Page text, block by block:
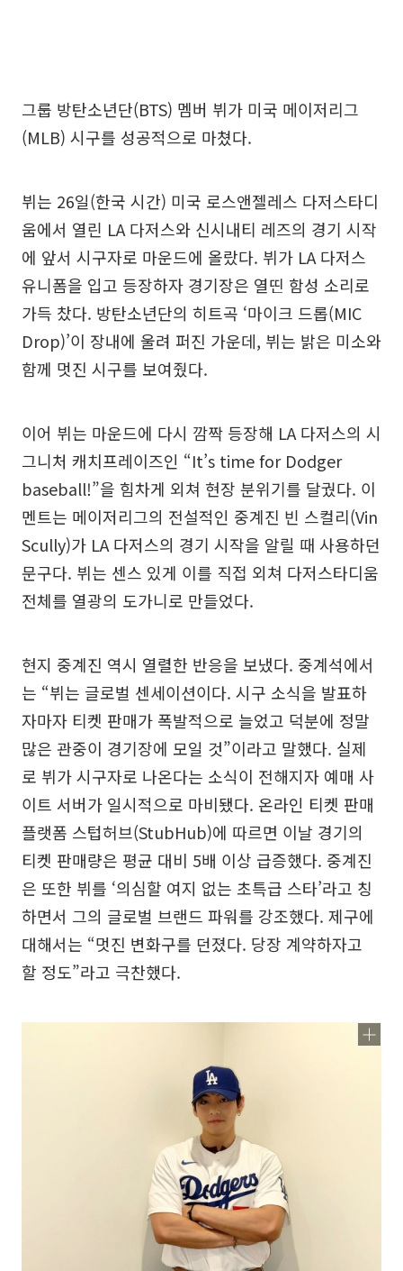
그룹 방탄소년단(BTS) 멤버 뷔가 미국 메이저리그
(MLB) 시구를 성공적으로 마쳤다.
뷔는 26일(한국 시간) 미국 로스앤젤레스 다저스타디
움에서 열린 LA 다저스와 신시내티 레즈의 경기 시작
에 앞서 시구자로 마운드에 올랐다. 뷔가 LA 다저스
유니폼을 입고 등장하자 경기장은 열띤 함성 소리로
가득 찼다. 방탄소년단의 히트곡 ‘마이크 드롭(MIC
Drop)’이 장내에 울려 퍼진 가운데, 뷔는 밝은 미소와
함께 멋진 시구를 보여줬다.
이어 뷔는 마운드에 다시 깜짝 등장해 LA 다저스의 시
그니처 캐치프레이즈인 “It’s time for Dodger
baseball!”을 힘차게 외쳐 현장 분위기를 달궜다. 이
멘트는 메이저리그의 전설적인 중계진 빈 스컬리(Vin
Scully)가 LA 다저스의 경기 시작을 알릴 때 사용하던
문구다. 뷔는 센스 있게 이를 직접 외쳐 다저스타디움
전체를 열광의 도가니로 만들었다.
현지 중계진 역시 열렬한 반응을 보냈다. 중계석에서
는 “뷔는 글로벌 센세이션이다. 시구 소식을 발표하
자마자 티켓 판매가 폭발적으로 늘었고 덕분에 정말
많은 관중이 경기장에 모일 것”이라고 말했다. 실제
로 뷔가 시구자로 나온다는 소식이 전해지자 예매 사
이트 서버가 일시적으로 마비됐다. 온라인 티켓 판매
플랫폼 스텁허브(StubHub)에 따르면 이날 경기의
티켓 판매량은 평균 대비 5배 이상 급증했다. 중계진
은 또한 뷔를 ‘의심할 여지 없는 초특급 스타’라고 칭
하면서 그의 글로벌 브랜드 파워를 강조했다. 제구에
대해서는 “멋진 변화구를 던졌다. 당장 계약하자고
할 정도”라고 극찬했다.